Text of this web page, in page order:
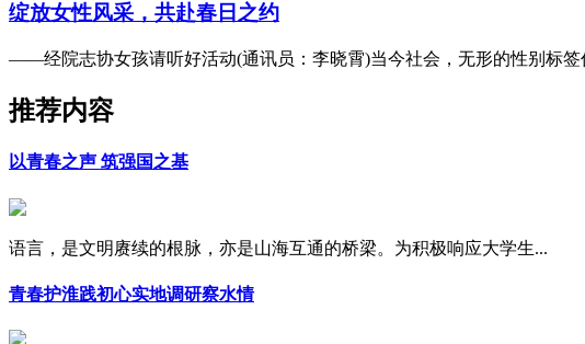
绽放女性风采，共赴春日之约
——经院志协女孩请听好活动(通讯员：李晓霄)当今社会，无形的性别标
推荐内容
以青春之声 筑强国之基
语言，是文明赓续的根脉，亦是山海互通的桥梁。为积极响应大学生...
青春护淮践初心实地调研察水情